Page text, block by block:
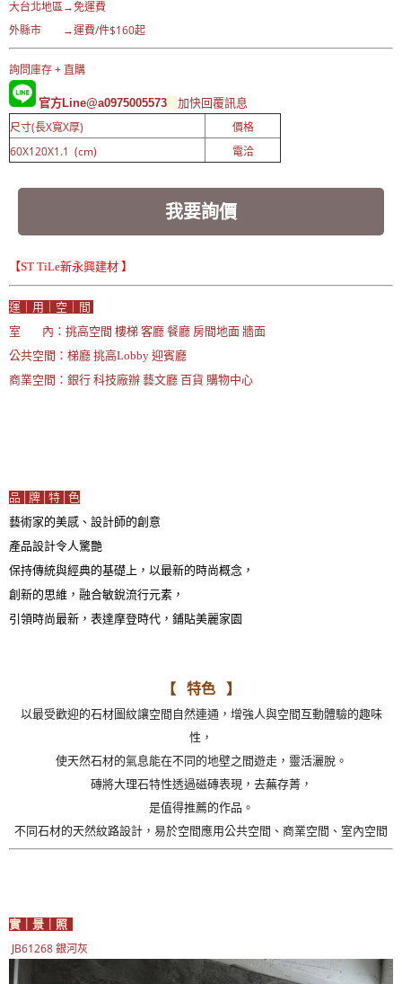
大台北地區→免運費
外縣市 →運費/件$160起
詢問庫存 + 直購
官方Line@a0975005573 加快回覆訊息
尺寸(長X寬X厚)
價格
60X120X1.1 (cm)
電洽
我要詢價
【ST TiLe新永興建材 】
運｜用｜空｜間
室 內：挑高空間 樓梯 客廳 餐廳 房間地面 牆面
公共空間：梯廳 挑高Lobby 迎賓廳
商業空間：銀行 科技廠辦 藝文廳 百貨 購物中心
品│牌│特│色
藝術家的美感、設計師的創意
產品設計令人驚艷
保持傳統與經典的基礎上，以最新的時尚概念，
創新的思維，融合敏銳流行元素，
引領時尚最新，表達摩登時代，鋪貼美麗家園
【 特色 】
以最受歡迎的石材圖紋讓空間自然連通，增強人與空間互動體驗的趣味
性，
使天然石材的氣息能在不同的地壁之間遊走，靈活灑脫。
磚將大理石特性透過磁磚表現，去蕪存菁，
是值得推薦的作品。
不同石材的天然紋路設計，易於空間應用公共空間、商業空間、室內空間
實｜景｜照
JB61268 銀河灰